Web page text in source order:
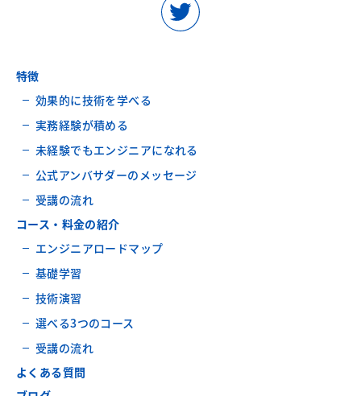
特徴
効果的に技術を学べる
実務経験が積める
未経験でもエンジニアになれる
公式アンバサダーのメッセージ
受講の流れ
コース・料金の紹介
エンジニアロードマップ
基礎学習
技術演習
選べる3つのコース
受講の流れ
よくある質問